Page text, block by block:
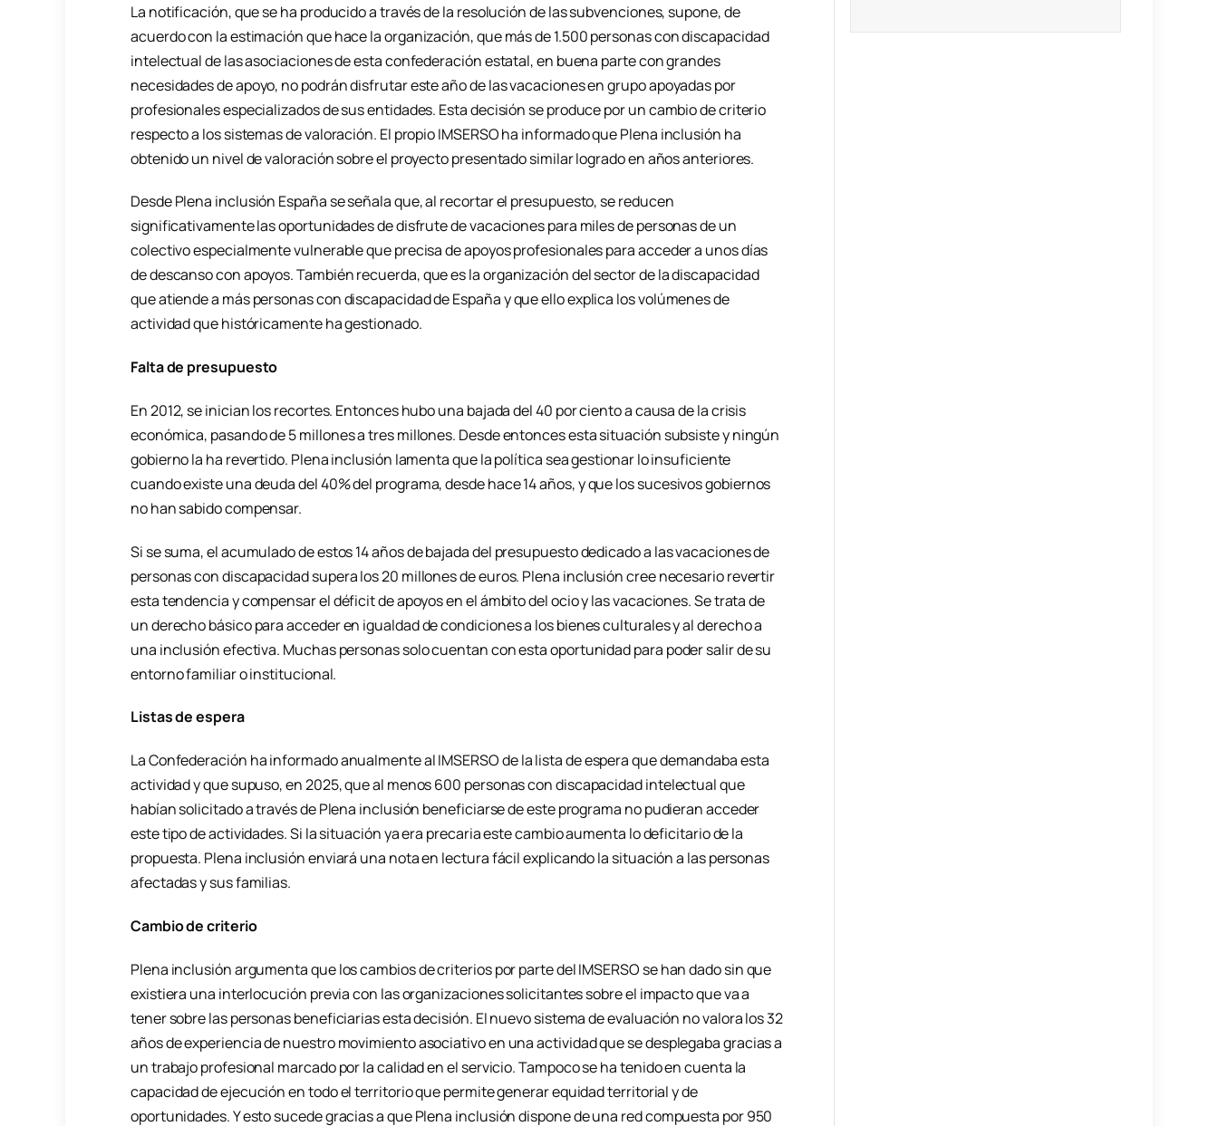
La notificación, que se ha producido a través de la resolución de las subvenciones, supone, de
acuerdo con la estimación que hace la organización, que más de 1.500 personas con discapacidad
intelectual de las asociaciones de esta confederación estatal, en buena parte con grandes
necesidades de apoyo, no podrán disfrutar este año de las vacaciones en grupo apoyadas por
profesionales especializados de sus entidades. Esta decisión se produce por un cambio de criterio
respecto a los sistemas de valoración. El propio IMSERSO ha informado que Plena inclusión ha
obtenido un nivel de valoración sobre el proyecto presentado similar logrado en años anteriores.
Desde Plena inclusión España se señala que, al recortar el presupuesto, se reducen
significativamente las oportunidades de disfrute de vacaciones para miles de personas de un
colectivo especialmente vulnerable que precisa de apoyos profesionales para acceder a unos días
de descanso con apoyos. También recuerda, que es la organización del sector de la discapacidad
que atiende a más personas con discapacidad de España y que ello explica los volúmenes de
actividad que históricamente ha gestionado.
Falta de presupuesto
En 2012, se inician los recortes. Entonces hubo una bajada del 40 por ciento a causa de la crisis
económica, pasando de 5 millones a tres millones. Desde entonces esta situación subsiste y ningún
gobierno la ha revertido. Plena inclusión lamenta que la política sea gestionar lo insuficiente
cuando existe una deuda del 40% del programa, desde hace 14 años, y que los sucesivos gobiernos
no han sabido compensar.
Si se suma, el acumulado de estos 14 años de bajada del presupuesto dedicado a las vacaciones de
personas con discapacidad supera los 20 millones de euros. Plena inclusión cree necesario revertir
esta tendencia y compensar el déficit de apoyos en el ámbito del ocio y las vacaciones. Se trata de
un derecho básico para acceder en igualdad de condiciones a los bienes culturales y al derecho a
una inclusión efectiva. Muchas personas solo cuentan con esta oportunidad para poder salir de su
entorno familiar o institucional.
Listas de espera
La Confederación ha informado anualmente al IMSERSO de la lista de espera que demandaba esta
actividad y que supuso, en 2025, que al menos 600 personas con discapacidad intelectual que
habían solicitado a través de Plena inclusión beneficiarse de este programa no pudieran acceder
este tipo de actividades. Si la situación ya era precaria este cambio aumenta lo deficitario de la
propuesta. Plena inclusión enviará una nota en lectura fácil explicando la situación a las personas
afectadas y sus familias.
Cambio de criterio
Plena inclusión argumenta que los cambios de criterios por parte del IMSERSO se han dado sin que
existiera una interlocución previa con las organizaciones solicitantes sobre el impacto que va a
tener sobre las personas beneficiarias esta decisión. El nuevo sistema de evaluación no valora los 32
años de experiencia de nuestro movimiento asociativo en una actividad que se desplegaba gracias a
un trabajo profesional marcado por la calidad en el servicio. Tampoco se ha tenido en cuenta la
capacidad de ejecución en todo el territorio que permite generar equidad territorial y de
oportunidades. Y esto sucede gracias a que Plena inclusión dispone de una red compuesta por 950